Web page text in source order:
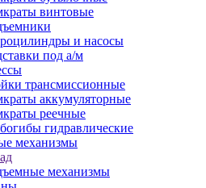
винтовые
и насосы
под а/м
трансмиссионные
аккумуляторные
реечные
гидравлические
механизмы
механизмы